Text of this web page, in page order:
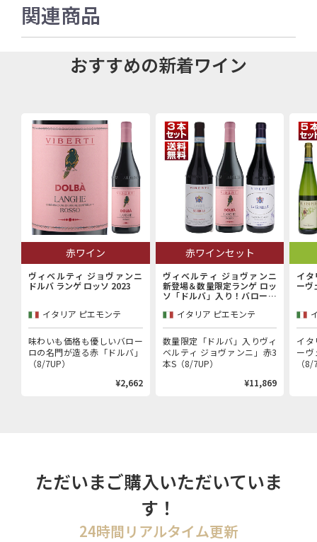
関連商品
おすすめの新着ワイン
赤ワイン
ヴィベルティ ジョヴァンニ
ドルバ ランゲ ロッソ 2023
イタリア ピエモンテ
味わいも価格も優しいバロー
ロの名門が造る赤「ドルバ」
（8/7UP）
¥2,662
赤ワインセット
ヴィベルティ ジョヴァンニ
新登場＆数量限定ランゲ ロッ
ソ「ドルバ」入り！バローロ
産者「ヴィベルティ ジョヴァ
ンニ」赤3本セット
イタリア ピエモンテ
数量限定「ドルバ」入りヴィ
ベルティ ジョヴァンニ」赤3
本S（8/7UP）
¥11,869
イタ
ーヴ
イタ
ー
（
ただいまご購入いただいていま
す！
24時間リアルタイム更新